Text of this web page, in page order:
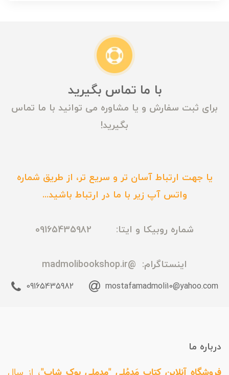
با ما تماس بگیرید
برای ثبت سفارش و یا مشاوره می توانید با ما تماس
بگیرید!
یا جهت ارتباط آسان تر و سریع تر، از طریق شماره
واتس آپ زیر با ما در ارتباط باشید...
شماره روبیکا و ایتا: 09165435982
اینستاگرام: @madmolibookshop.ir
mostafamadmoli10@yahoo.com
09165435982
درباره ما